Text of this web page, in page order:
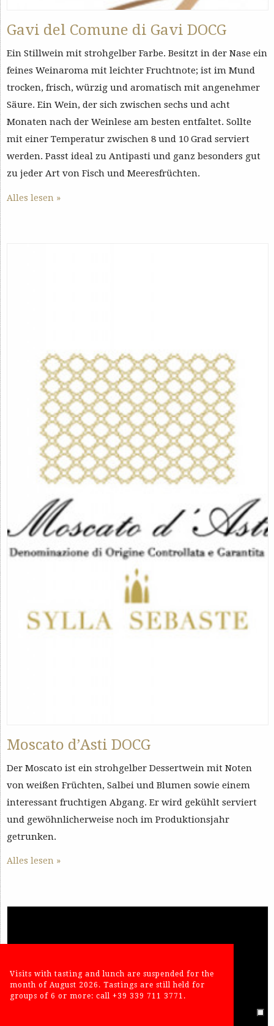
Gavi del Comune di Gavi DOCG
Ein Stillwein mit strohgelber Farbe. Besitzt in der Nase ein
feines Weinaroma mit leichter Fruchtnote; ist im Mund
trocken, frisch, würzig und aromatisch mit angenehmer
Säure. Ein Wein, der sich zwischen sechs und acht
Monaten nach der Weinlese am besten entfaltet. Sollte
mit einer Temperatur zwischen 8 und 10 Grad serviert
werden. Passt ideal zu Antipasti und ganz besonders gut
zu jeder Art von Fisch und Meeresfrüchten.
Alles lesen »
Moscato d’Asti DOCG
Der Moscato ist ein strohgelber Dessertwein mit Noten
von weißen Früchten, Salbei und Blumen sowie einem
interessant fruchtigen Abgang. Er wird gekühlt serviert
und gewöhnlicherweise noch im Produktionsjahr
getrunken.
Alles lesen »
Visits with tasting and lunch are suspended for the
month of August 2026. Tastings are still held for
groups of 6 or more: call +39 339 711 3771.